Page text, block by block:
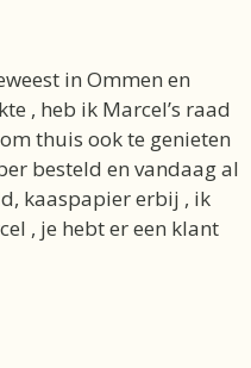
in Ommen en
, heb ik Marcel’s raad
thuis ook te genieten
besteld en vandaag al
kaaspapier erbij , ik
, je hebt er een klant